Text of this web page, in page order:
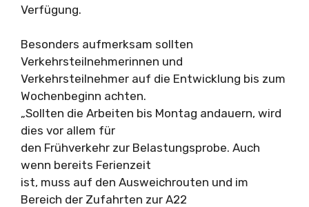
Verfügung.
Besonders aufmerksam sollten
Verkehrsteilnehmerinnen und
Verkehrsteilnehmer auf die Entwicklung bis zum
Wochenbeginn achten.
„Sollten die Arbeiten bis Montag andauern, wird
dies vor allem für
den Frühverkehr zur Belastungsprobe. Auch
wenn bereits Ferienzeit
ist, muss auf den Ausweichrouten und im
Bereich der Zufahrten zur A22